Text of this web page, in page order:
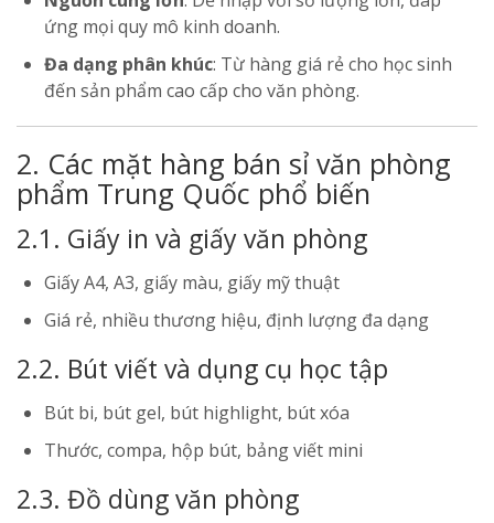
ứng mọi quy mô kinh doanh.
Đa dạng phân khúc: Từ hàng giá rẻ cho học sinh
đến sản phẩm cao cấp cho văn phòng.
2. Các mặt hàng bán sỉ văn phòng
phẩm Trung Quốc phổ biến
2.1. Giấy in và giấy văn phòng
Giấy A4, A3, giấy màu, giấy mỹ thuật
Giá rẻ, nhiều thương hiệu, định lượng đa dạng
2.2. Bút viết và dụng cụ học tập
Bút bi, bút gel, bút highlight, bút xóa
Thước, compa, hộp bút, bảng viết mini
2.3. Đồ dùng văn phòng